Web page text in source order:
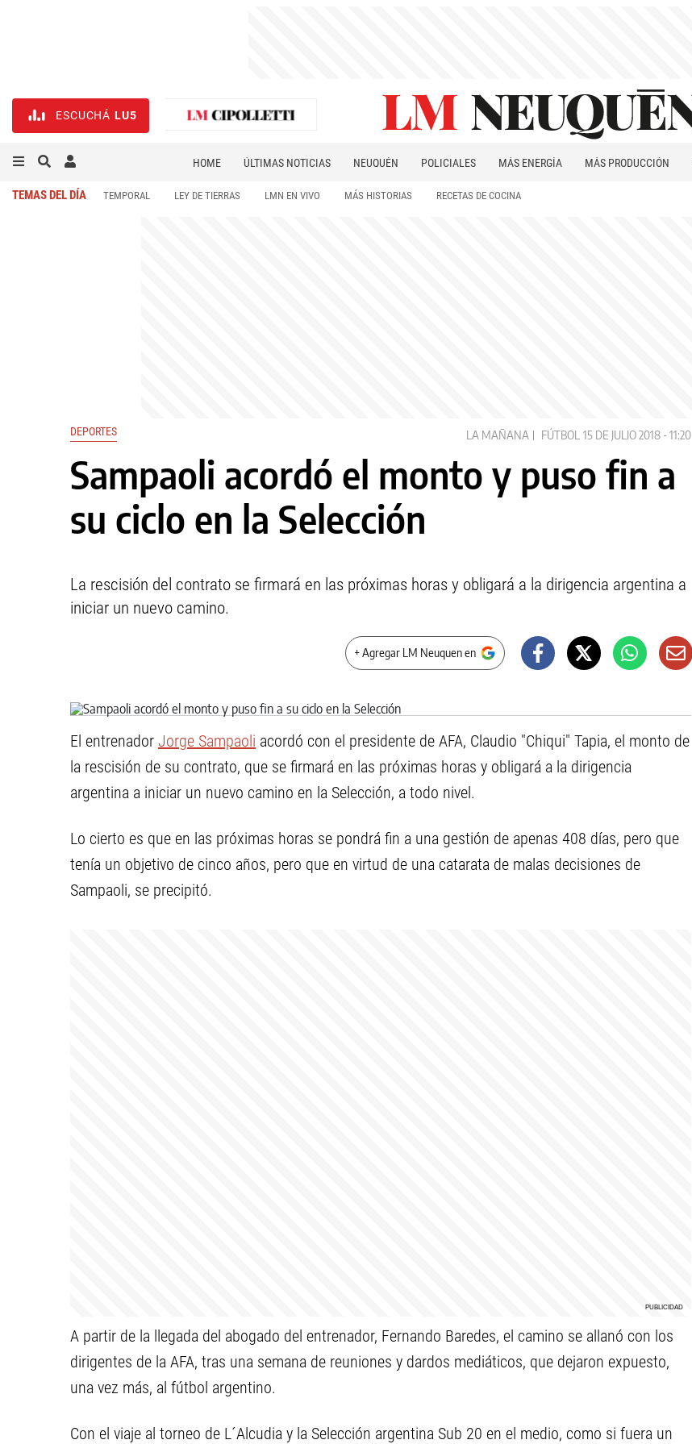
ESCUCHÁ LU5
HOME ÚLTIMAS NOTICIAS NEUQUÉN POLICIALES MÁS ENERGÍA MÁS PRODUCCIÓN
TEMAS DEL DÍA TEMPORAL LEY DE TIERRAS LMN EN VIVO MÁS HISTORIAS RECETAS DE COCINA
DEPORTES LA MAÑANA FÚTBOL 15 DE JULIO 2018 - 11:20
Sampaoli acordó el monto y puso fin a
su ciclo en la Selección
La rescisión del contrato se firmará en las próximas horas y obligará a la dirigencia argentina a
iniciar un nuevo camino.
+ Agregar LM Neuquen en
El entrenador Jorge Sampaoli acordó con el presidente de AFA, Claudio "Chiqui" Tapia, el monto de
la rescisión de su contrato, que se firmará en las próximas horas y obligará a la dirigencia
argentina a iniciar un nuevo camino en la Selección, a todo nivel.
Lo cierto es que en las próximas horas se pondrá fin a una gestión de apenas 408 días, pero que
tenía un objetivo de cinco años, pero que en virtud de una catarata de malas decisiones de
Sampaoli, se precipitó.
A partir de la llegada del abogado del entrenador, Fernando Baredes, el camino se allanó con los
dirigentes de la AFA, tras una semana de reuniones y dardos mediáticos, que dejaron expuesto,
una vez más, al fútbol argentino.
Con el viaje al torneo de L´Alcudia y la Selección argentina Sub 20 en el medio, como si fuera un